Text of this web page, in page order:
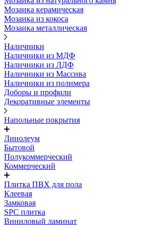
Мозаика керамическая
Мозаика из кокоса
Мозаика металлическая
Наличники
Наличники из МДФ
Наличники из ЛДФ
Наличники из Массива
Наличники из полимера
Доборы и профили
Декоративные элементы
Напольные покрытия
Линолеум
Бытовой
Полукоммерческий
Коммерческий
Плитка ПВХ для пола
Клеевая
Замковая
SPC плитка
Виниловый ламинат